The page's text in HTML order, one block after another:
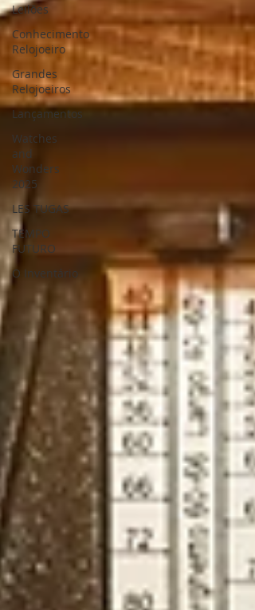
Leilões
Conhecimento
Relojoeiro
Grandes
Relojoeiros
Lançamentos
Watches
and
Wonders
2025
LES TUGAS
TEMPO
FUTURO
O Inventário